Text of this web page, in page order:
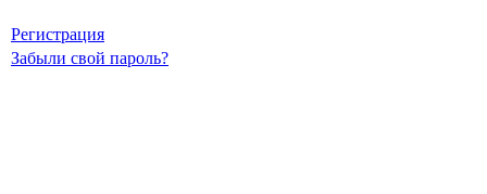
Регистрация
Забыли свой пароль?